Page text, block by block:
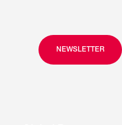
NEWSLETTER